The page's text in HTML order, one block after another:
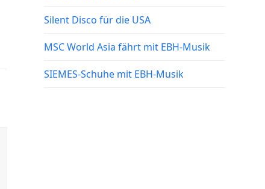
Silent Disco für die USA
MSC World Asia fährt mit EBH-Musik
SIEMES-Schuhe mit EBH-Musik